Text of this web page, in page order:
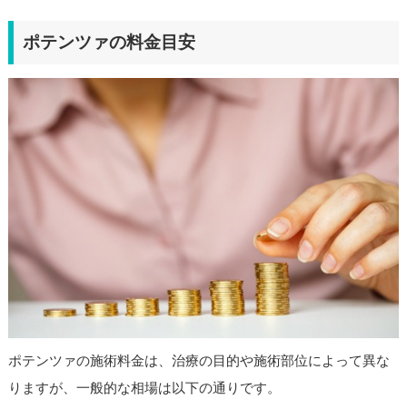
ポテンツァの料金目安
ポテンツァの施術料金は、治療の目的や施術部位によって異な
りますが、一般的な相場は以下の通りです。